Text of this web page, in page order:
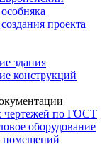
проекта
здания
конструкций
чертежей по ГОСТ
оборудование
помещений